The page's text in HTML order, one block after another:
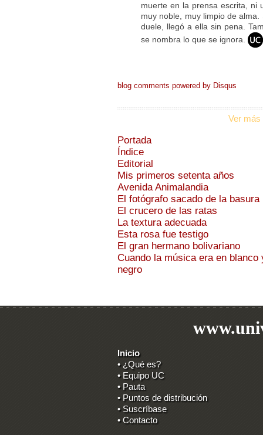
muerte en la prensa escrita, ni
muy noble, muy limpio de
duele, llegó a ella sin pena.
se nombra lo que se ignora
blog comments powered by Disqus
Ver más
Portada
Índice
Editorial
Mis primeros setenta años
Avenida Animalandia
El fotógrafo sacado de la basura
El crucero de las ratas
La textura adecuada
Esta rosa fue testigo
El gran hermano bolivariano
Cuando la música era en blanco
negro
Inicio
• ¿Qué es?
• Equipo UC
• Pauta
• Puntos de distribución
• Suscríbase
• Contacto